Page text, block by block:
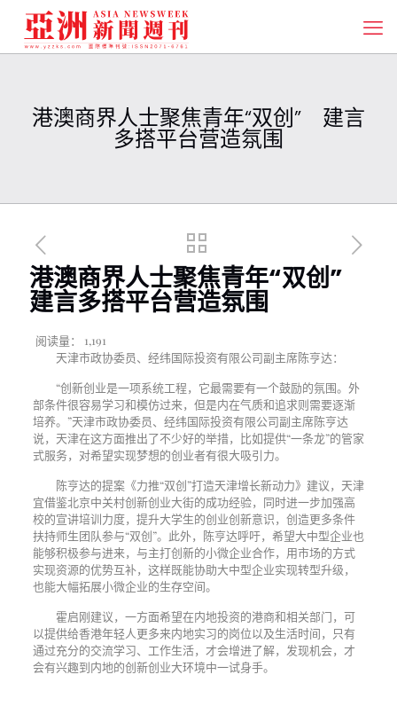
港澳商界人士聚焦青年“双创” 建言
多搭平台营造氛围
港澳商界人士聚焦青年“双创”
建言多搭平台营造氛围
阅读量：
1,191
天津市政协委员、经纬国际投资有限公司副主席陈亨达：
“创新创业是一项系统工程，它最需要有一个鼓励的氛围。外
部条件很容易学习和模仿过来，但是内在气质和追求则需要逐渐
培养。”天津市政协委员、经纬国际投资有限公司副主席陈亨达
说，天津在这方面推出了不少好的举措，比如提供“一条龙”的管家
式服务，对希望实现梦想的创业者有很大吸引力。
陈亨达的提案《力推“双创”打造天津增长新动力》建议，天津
宜借鉴北京中关村创新创业大街的成功经验，同时进一步加强高
校的宣讲培训力度，提升大学生的创业创新意识，创造更多条件
扶持师生团队参与“双创”。此外，陈亨达呼吁，希望大中型企业也
能够积极参与进来，与主打创新的小微企业合作，用市场的方式
实现资源的优势互补，这样既能协助大中型企业实现转型升级，
也能大幅拓展小微企业的生存空间。
霍启刚建议，一方面希望在内地投资的港商和相关部门，可
以提供给香港年轻人更多来内地实习的岗位以及生活时间，只有
通过充分的交流学习、工作生活，才会增进了解，发现机会，才
会有兴趣到内地的创新创业大环境中一试身手。